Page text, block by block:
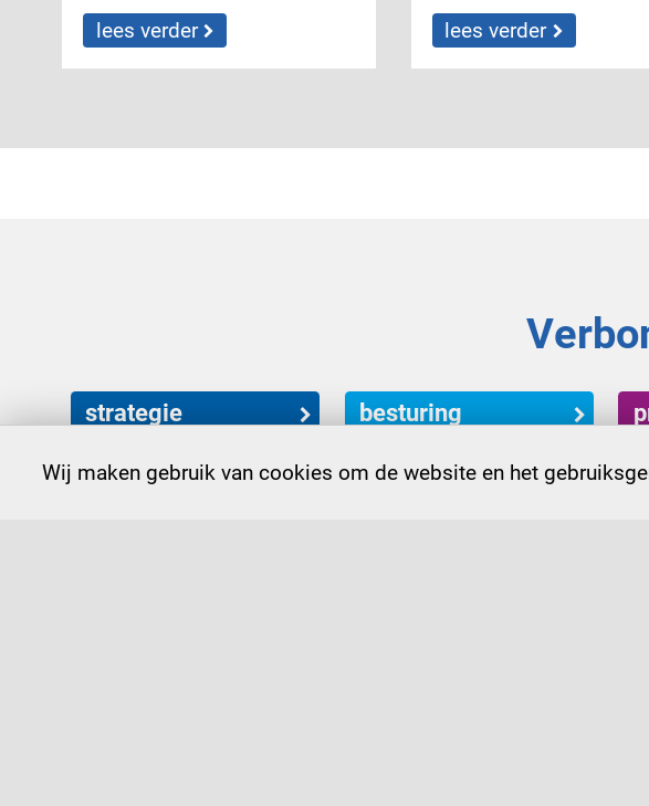
gemakkelijke functie.
Middenmanagers zitten in een
lees verder besturing. Daarnaast zijn
netwerkorganisaties in
om samenwerking vorm
orde,...
lees verder
strategie besturing
Wij maken gebruik van cookies om de website en het